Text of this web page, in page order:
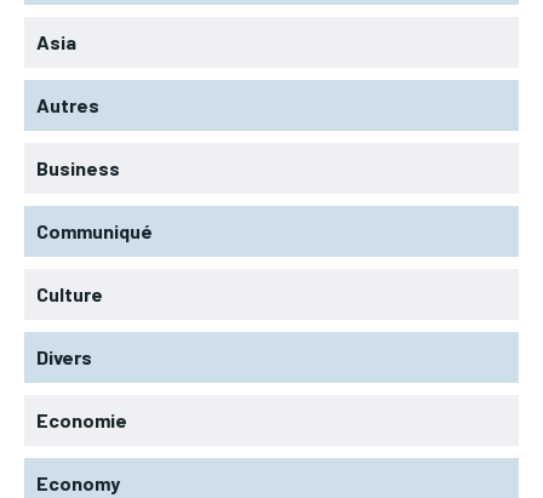
Asia
Autres
Business
Communiqué
Culture
Divers
Economie
Economy